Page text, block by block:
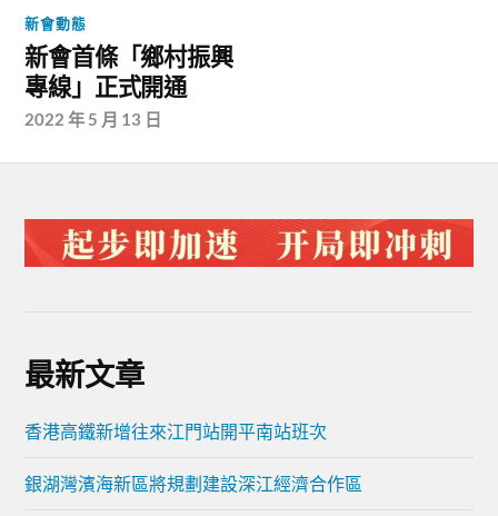
新會動態
新會首條「鄉村振興
專線」正式開通
2022 年 5 月 13 日
最新文章
香港高鐵新增往來江門站開平南站班次
銀湖灣濱海新區將規劃建設深江經濟合作區